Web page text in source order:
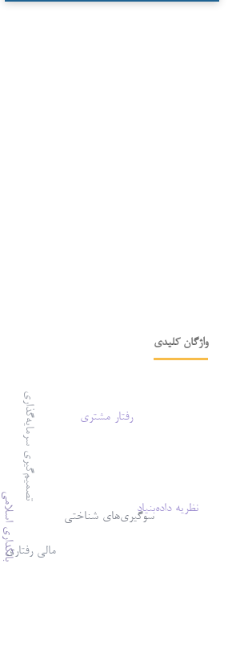
واژگان کلیدی
بانکداری اسلامی
مالی رفتاری
سوگیری‌های شناختی
تصمیم‌گیری سرمایه‌گذاری
نظریه داده‌بنیاد
رفتار مشتری